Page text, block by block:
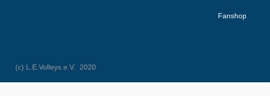
Fanshop
(c) L.E.Volleys e.V. 2020